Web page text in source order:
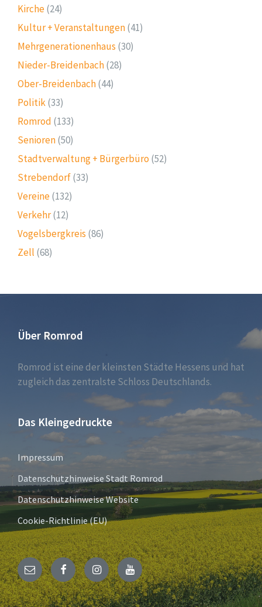
Kirche(24)
Kultur + Veranstaltungen(41)
Mehrgenerationenhaus (30)
Nieder-Breidenbach(28)
Ober-Breidenbach(44)
Politik(33)
Romrod (133)
Senioren(50)
Stadtverwaltung + Bürgerbüro (52)
Strebendorf(33)
Vereine(132)
Verkehr(12)
Vogelsbergkreis (86)
Zell (68)
Über Romrod
Romrod ist eine der kleinsten Städte Hessens und hat
zugleich das zentralste Schloss Deutschlands.
Das Kleingedruckte
Impressum
Datenschutzhinweise Stadt Romrod
Datenschutzhinweise Website
Cookie-Richtlinie (EU)
E-
Mail
FacebookInstagramYouTube